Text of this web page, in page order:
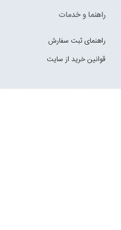
راهنما و خدمات
راهنمای ثبت سفارش
قوانین خرید از سایت
_